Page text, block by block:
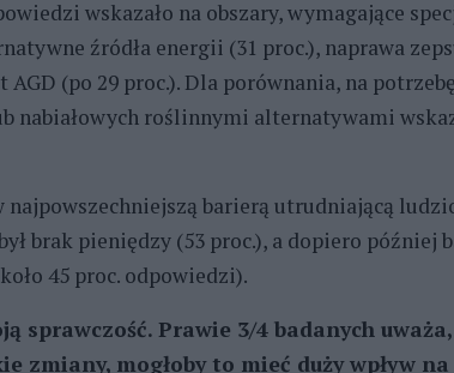
wskazało na obszary, wymagające
źródła energii (31 proc.), naprawa
AGD (po 29 proc.). Dla porównania, na
nabiałowych roślinnymi alternatywami
najpowszechniejszą barierą utrudniającą
brak pieniędzy (53 proc.), a dopiero później
45 proc. odpowiedzi).
sprawczość. Prawie 3/4 badanych
zmiany, mogłoby to mieć duży wpływ